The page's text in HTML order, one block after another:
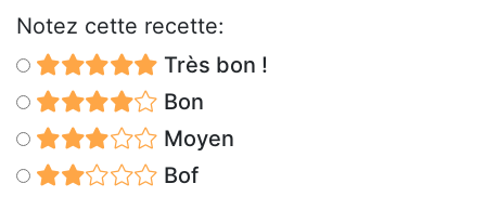
Notez cette recette:
Très bon !
Bon
Moyen
Bof